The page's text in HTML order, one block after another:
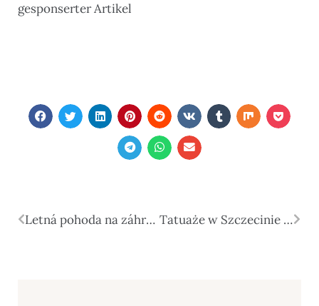
gesponserter Artikel
Letná pohoda na záhrade: chvíle, na ktoré sa nezabúda Tatuaże w Szczecinie – wybierz świadomie, tatuuj z pasją